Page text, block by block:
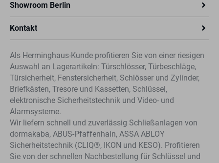
Showroom Berlin
Kontakt
Als Herminghaus-Kunde profitieren Sie von einer riesigen
Auswahl an Lagerartikeln: Türschlösser, Türbeschläge,
Türsicherheit, Fenstersicherheit, Schlösser und Zylinder,
Briefkästen, Tresore und Kassetten, Schlüssel,
elektronische Sicherheitstechnik und Video- und
Alarmsysteme.
Wir liefern schnell und zuverlässig Schließanlagen von
dormakaba, ABUS-Pfaffenhain, ASSA ABLOY
Sicherheitstechnik (CLIQ®, IKON und KESO). Profitieren
Sie von der schnellen Nachbestellung für Schlüssel und